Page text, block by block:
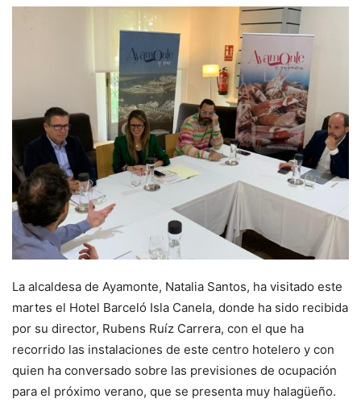
La alcaldesa de Ayamonte, Natalia Santos, ha visitado este
martes el Hotel Barceló Isla Canela, donde ha sido recibida
por su director, Rubens Ruíz Carrera, con el que ha
recorrido las instalaciones de este centro hotelero y con
quien ha conversado sobre las previsiones de ocupación
para el próximo verano, que se presenta muy halagüeño.